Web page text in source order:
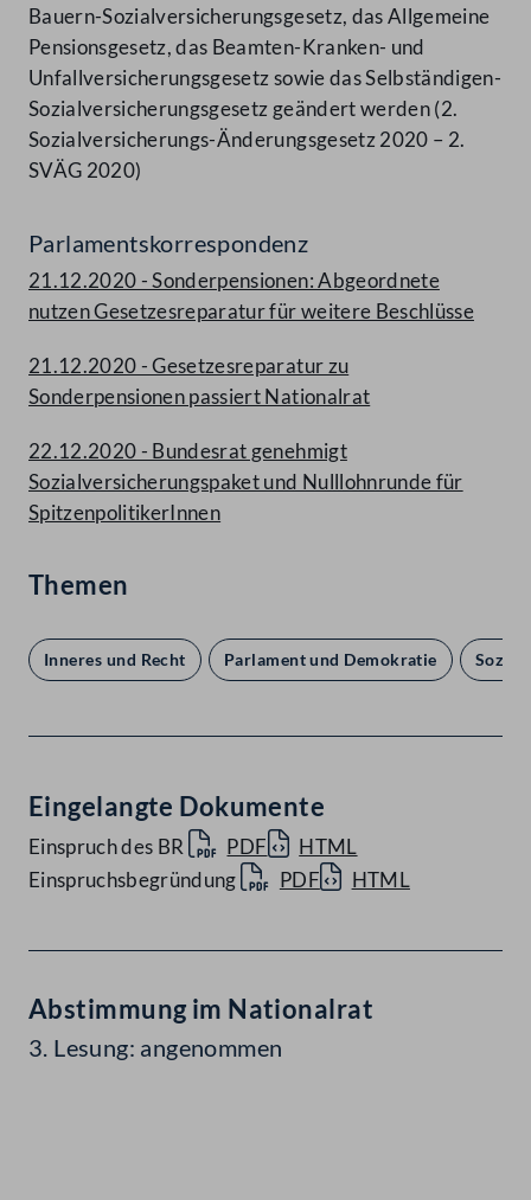
Bauern-Sozialversicherungsgesetz, das Allgemeine
Pensionsgesetz, das Beamten-Kranken- und
Unfallversicherungsgesetz sowie das Selbständigen-
Sozialversicherungsgesetz geändert werden (2.
Sozialversicherungs-Änderungsgesetz 2020 – 2.
SVÄG 2020)
Parlamentskorrespondenz
21.12.2020 - Sonderpensionen: Abgeordnete
nutzen Gesetzesreparatur für weitere Beschlüsse
21.12.2020 - Gesetzesreparatur zu
Sonderpensionen passiert Nationalrat
22.12.2020 - Bundesrat genehmigt
Sozialversicherungspaket und Nulllohnrunde für
SpitzenpolitikerInnen
Themen
Inneres und Recht Parlament und Demokratie
Eingelangte Dokumente
Einspruch des BR PDF
HTML
Einspruchsbegründung
PDF HTML
Abstimmung im Nationalrat
3. Lesung: angenommen